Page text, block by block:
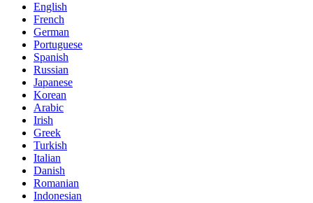
English
French
German
Portuguese
Spanish
Russian
Japanese
Korean
Arabic
Irish
Greek
Turkish
Italian
Danish
Romanian
Indonesian